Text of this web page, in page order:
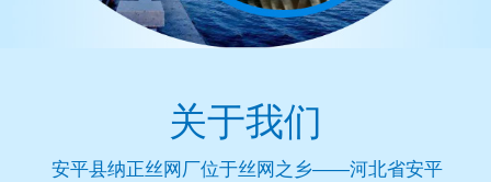
关于我们
安平县纳正丝网厂位于丝网之乡——河北省安平